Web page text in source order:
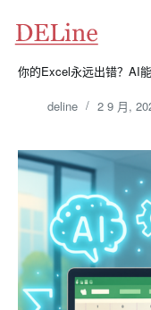
你的Excel永远出错？AI
deline 2 9 月,